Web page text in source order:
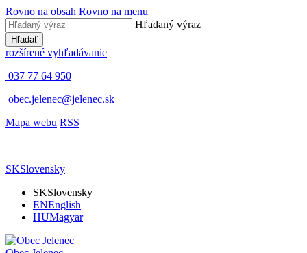
Rovno na obsah Rovno na menu
Hľadaný výraz
Hľadať
rozšírené vyhľadávanie
037 77 64 950
obec.jelenec@jelenec.sk
Mapa webu RSS
SKSlovensky
SKSlovensky
ENEnglish
HUMagyar